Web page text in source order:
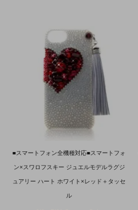
■スマートフォン全機種対応■スマートフォ
ン×スワロフスキー ジュエルモデルラグジ
ュアリー ハート ホワイト×レッド＋タッセ
ル